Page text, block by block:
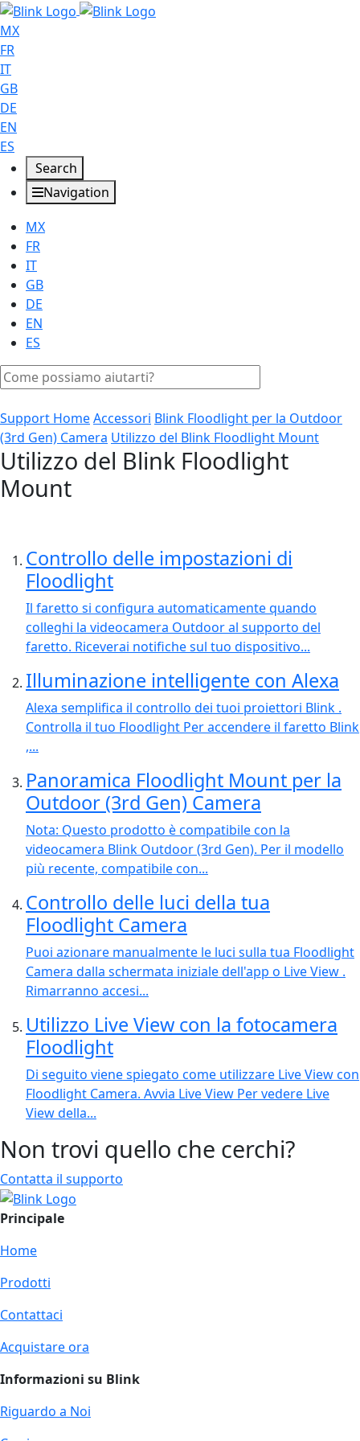
MX
FR
IT
GB
DE
EN
ES
Search
Navigation
MX
FR
IT
GB
DE
EN
ES
Support HomeAccessori Blink Floodlight per la Outdoor
(3rd Gen) Camera Utilizzo del Blink Floodlight Mount
Utilizzo del Blink Floodlight
Mount
Controllo delle impostazioni di
Floodlight
Il faretto si configura automaticamente quando
colleghi la videocamera Outdoor al supporto del
faretto. Riceverai notifiche sul tuo dispositivo...
Illuminazione intelligente con Alexa
Alexa semplifica il controllo dei tuoi proiettori Blink .
Controlla il tuo Floodlight Per accendere il faretto Blink
,...
Panoramica Floodlight Mount per la
Outdoor (3rd Gen) Camera
Nota: Questo prodotto è compatibile con la
videocamera Blink Outdoor (3rd Gen). Per il modello
più recente, compatibile con...
Controllo delle luci della tua
Floodlight Camera
Puoi azionare manualmente le luci sulla tua Floodlight
Camera dalla schermata iniziale dell'app o Live View .
Rimarranno accesi...
Utilizzo Live View con la fotocamera
Floodlight
Di seguito viene spiegato come utilizzare Live View con
Floodlight Camera. Avvia Live View Per vedere Live
View della...
Non trovi quello che cerchi?
Contatta il supporto
Principale
Home
Prodotti
Contattaci
Acquistare ora
Informazioni su Blink
Riguardo a Noi